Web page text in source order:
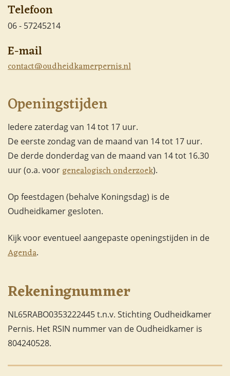
Telefoon
06 - 57245214
E-mail
contact@oudheidkamerpernis.nl
Openingstijden
Iedere zaterdag van 14 tot 17 uur.
De eerste zondag van de maand van 14 tot 17 uur.
De derde donderdag van de maand van 14 tot 16.30
uur (o.a. voor genealogisch onderzoek).
Op feestdagen (behalve Koningsdag) is de
Oudheidkamer gesloten.
Kijk voor eventueel aangepaste openingstijden in de
Agenda.
Rekeningnummer
NL65RABO0353222445 t.n.v. Stichting Oudheidkamer
Pernis. Het RSIN nummer van de Oudheidkamer is
804240528.